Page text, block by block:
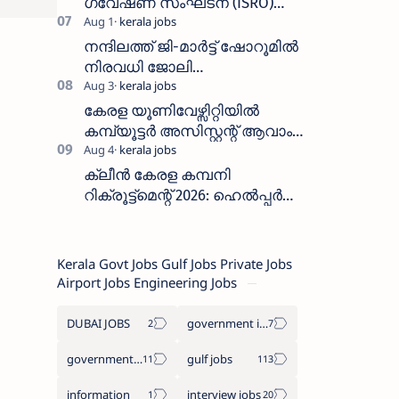
ICRB യിൽ ജോലി അവസരം
:ശമ്പളം 25, 500 രൂപ മുതൽ
നന്ദിലത്ത് ജി-മാർട്ട് ഷോറൂമിൽ
നിരവധി ജോലി
ഒഴിവുകൾ|Nandilath G-Mart
Showroom vacancies 2026
കേരള യൂണിവേഴ്സിറ്റിയിൽ
കമ്പ്യൂട്ടർ അസിസ്റ്റന്റ് ആവാം
:അവസാന തീയതി: ഓഗസ്റ്റ് 5 ന്
ക്ലീൻ കേരള കമ്പനി
റിക്രൂട്ട്മെന്റ് 2026: ഹെൽപ്പർ
Kerala Govt Jobs Gulf Jobs Private Jobs
Airport Jobs Engineering Jobs
DUBAI JOBS government information
government jobs gulf jobs
information interview jobs